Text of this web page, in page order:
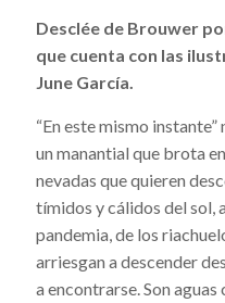
Desclée de Brouwer
que cuenta con las
June García.
“En este mismo instante”
un manantial que brota
nevadas que quieren
tímidos y cálidos del sol,
pandemia, de los
arriesgan a descender
a encontrarse. Son